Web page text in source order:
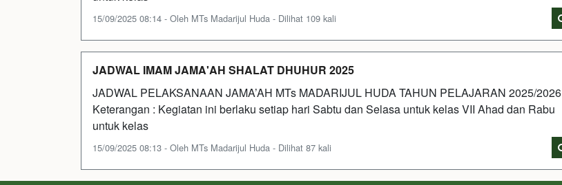
15/09/2025 08:14 - Oleh MTs Madarijul Huda - Dilihat 109 kali
JADWAL IMAM JAMA'AH SHALAT DHUHUR 2025
JADWAL PELAKSANAAN JAMA’AH MTs MADARIJUL HUDA TAHUN PELAJARAN 2025/2026
Keterangan : Kegiatan ini berlaku setiap hari Sabtu dan Selasa untuk kelas VII Ahad dan Rabu
untuk kelas
15/09/2025 08:13 - Oleh MTs Madarijul Huda - Dilihat 87 kali